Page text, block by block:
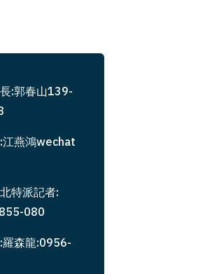
:郭春山139-
江燕鴻wechat
特派記者:
080
羅森龍:0956-